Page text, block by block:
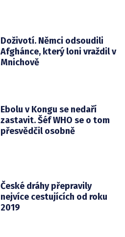
Doživotí. Němci odsoudili
Afghánce, který loni vraždil v
Mnichově
Ebolu v Kongu se nedaří
zastavit. Šéf WHO se o tom
přesvědčil osobně
České dráhy přepravily
nejvíce cestujících od roku
2019